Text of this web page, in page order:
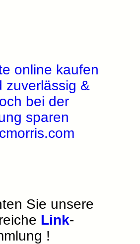
online kaufen
zuverlässig &
bei der
sparen
Sie unsere
Link-
!